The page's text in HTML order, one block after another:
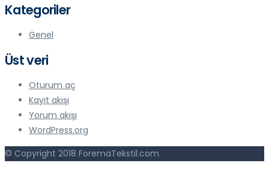
Kategoriler
Genel
Üst veri
Oturum aç
Kayıt akışı
Yorum akışı
WordPress.org
© Copyright 2018 ForemaTekstil.com